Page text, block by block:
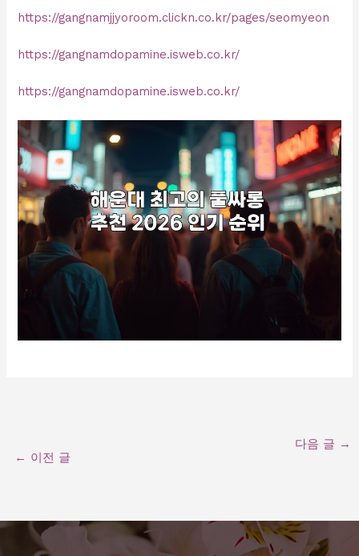
https://gangnamjjyoroom.clickn.co.kr/pages/seomyeon
https://gangnamdopamine.isweb.co.kr/
https://gangnamdopamine.isweb.co.kr/
← 이전 글
다음 글 →